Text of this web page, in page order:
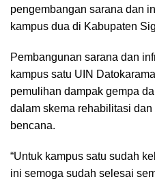
pengembangan sarana dan
kampus dua di Kabupaten
Pembangunan sarana dan
kampus satu UIN
pemulihan dampak gempa
dalam skema rehabilitasi
bencana.
“Untuk kampus satu sudah
ini semoga sudah selesai